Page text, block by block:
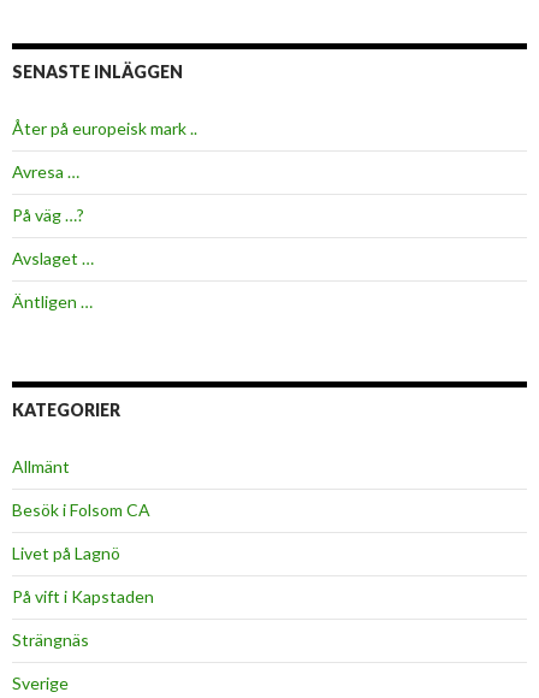
SENASTE INLÄGGEN
Åter på europeisk mark ..
Avresa …
På väg …?
Avslaget …
Äntligen …
KATEGORIER
Allmänt
Besök i Folsom CA
Livet på Lagnö
På vift i Kapstaden
Strängnäs
Sverige